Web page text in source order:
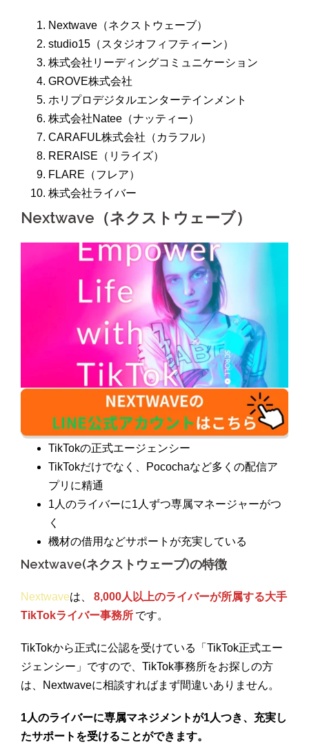
Nextwave（ネクストウェーブ）
studio15（スタジオフィフティーン）
株式会社リーディングコミュニケーション
GROVE株式会社
ホリプロデジタルエンターテインメント
株式会社Natee（ナッティー）
CARAFUL株式会社（カラフル）
RERAISE（リライズ）
FLARE（フレア）
株式会社ライバー
Nextwave（ネクストウェーブ）
TikTokの正式エージェンシー
TikTokだけでなく、Pocochaなど多くの配信ア
プリに精通
1人のライバーに1人ずつ専属マネージャーがつ
く
機材の借用などサポートが充実している
Nextwave(ネクストウェーブ)の特徴
Nextwaveは、
8,000人以上のライバーが所属する大手
TikTokライバー事務所 です。
TikTokから正式に公認を受けている「TikTok正式エー
ジェンシー」ですので、TikTok事務所をお探しの方
は、Nextwaveに相談すればまず間違いありません。
1人のライバーに専属マネジメントが1人つき、充実し
たサポートを受けることができます。